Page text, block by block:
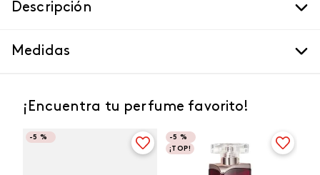
Descripción
Medidas
¡Encuentra tu perfume favorito!
-5 % -5 %
¡TOP!